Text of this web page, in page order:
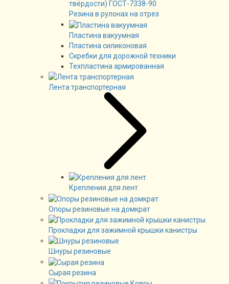
Резина в рулонах на отрез
Пластина вакуумная
Пластина силиконовая
Скребки для дорожной техники
Техпластина армированная
Лента транспортерная
Крепления для лент
Опоры резиновые на домкрат
Прокладки для зажимной крышки канистры
Шнуры резиновые
Сырая резина